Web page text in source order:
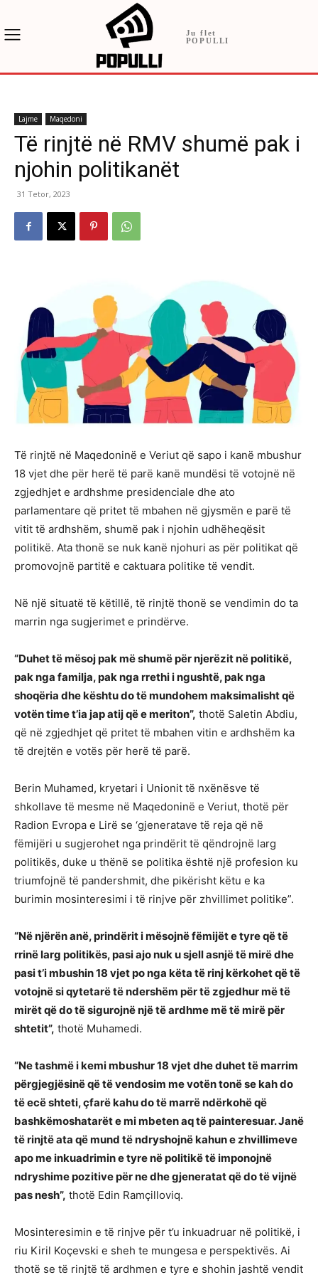
Ju flet
POPULLI
Lajme Maqedoni
Të rinjtë në RMV shumë pak i
njohin politikanët
31 Tetor, 2023
Të rinjtë në Maqedoninë e Veriut që sapo i kanë mbushur
18 vjet dhe për herë të parë kanë mundësi të votojnë në
zgjedhjet e ardhshme presidenciale dhe ato
parlamentare që pritet të mbahen në gjysmën e parë të
vitit të ardhshëm, shumë pak i njohin udhëheqësit
politikë. Ata thonë se nuk kanë njohuri as për politikat që
promovojnë partitë e caktuara politike të vendit.
Në një situatë të këtillë, të rinjtë thonë se vendimin do ta
marrin nga sugjerimet e prindërve.
“Duhet të mësoj pak më shumë për njerëzit në politikë,
pak nga familja, pak nga rrethi i ngushtë, pak nga
shoqëria dhe kështu do të mundohem maksimalisht që
votën time t’ia jap atij që e meriton”, thotë Saletin Abdiu,
që në zgjedhjet që pritet të mbahen vitin e ardhshëm ka
të drejtën e votës për herë të parë.
Berin Muhamed, kryetari i Unionit të nxënësve të
shkollave të mesme në Maqedoninë e Veriut, thotë për
Radion Evropa e Lirë se ‘gjeneratave të reja që në
fëmijëri u sugjerohet nga prindërit të qëndrojnë larg
politikës, duke u thënë se politika është një profesion ku
triumfojnë të pandershmit, dhe pikërisht këtu e ka
burimin mosinteresimi i të rinjve për zhvillimet politike”.
“Në njërën anë, prindërit i mësojnë fëmijët e tyre që të
rrinë larg politikës, pasi ajo nuk u sjell asnjë të mirë dhe
pasi t’i mbushin 18 vjet po nga këta të rinj kërkohet që të
votojnë si qytetarë të ndershëm për të zgjedhur më të
mirët që do të sigurojnë një të ardhme më të mirë për
shtetit”, thotë Muhamedi.
“Ne tashmë i kemi mbushur 18 vjet dhe duhet të marrim
përgjegjësinë që të vendosim me votën tonë se kah do
të ecë shteti, çfarë kahu do të marrë ndërkohë që
bashkëmoshatarët e mi mbeten aq të painteresuar. Janë
të rinjtë ata që mund të ndryshojnë kahun e zhvillimeve
apo me inkuadrimin e tyre në politikë të imponojnë
ndryshime pozitive për ne dhe gjeneratat që do të vijnë
pas nesh”, thotë Edin Ramçilloviq.
Mosinteresimin e të rinjve për t’u inkuadruar në politikë, i
riu Kiril Koçevski e sheh te mungesa e perspektivës. Ai
thotë se të rinjtë të ardhmen e tyre e shohin jashtë vendit